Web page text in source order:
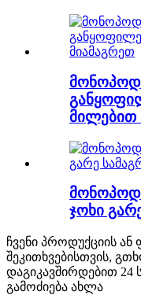
მილებით
ჯოხი
ჩვენი პროდუქციის ან
შეკითხვებისთვის,
დაგიკავშირდებით 24
გამოძიება ახლა